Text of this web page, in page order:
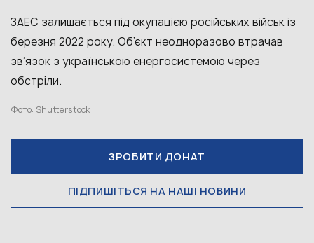
ЗАЕС залишається під окупацією російських військ із
березня 2022 року. Об’єкт неодноразово втрачав
зв’язок з українською енергосистемою через
обстріли.
Фото: Shutterstock
ЗРОБИТИ ДОНАТ
ПІДПИШІТЬСЯ НА НАШІ НОВИНИ